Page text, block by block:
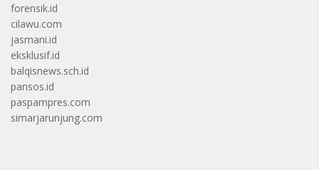
forensik.id
cilawu.com
jasmani.id
eksklusif.id
balqisnews.sch.id
pansos.id
paspampres.com
simarjarunjung.com